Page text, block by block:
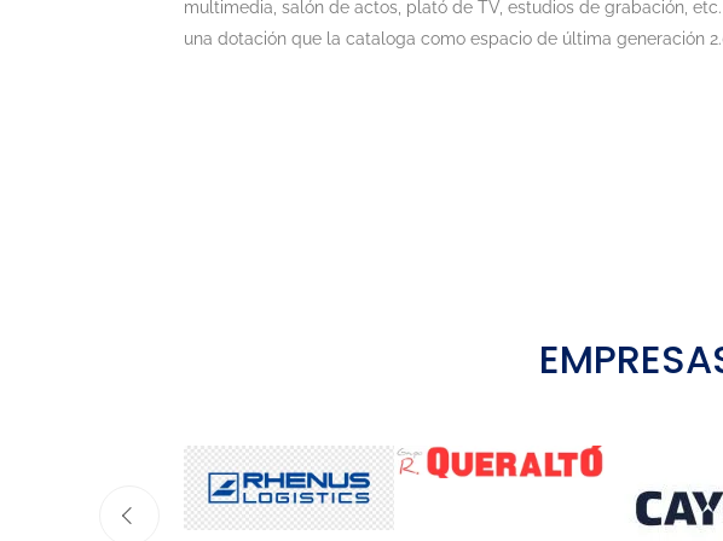
multimedia, salón de actos, plató de TV, estudios de grabación,
una dotación que la cataloga como espacio de última generación